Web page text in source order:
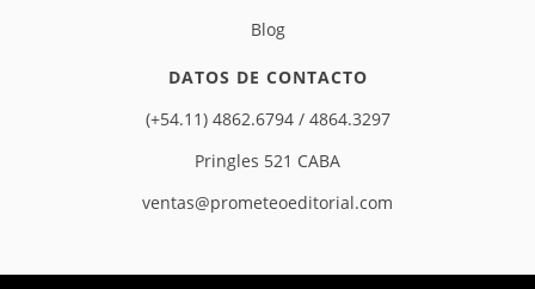
Blog
DATOS DE CONTACTO
(+54.11) 4862.6794 / 4864.3297
Pringles 521 CABA
ventas@prometeoeditorial.com